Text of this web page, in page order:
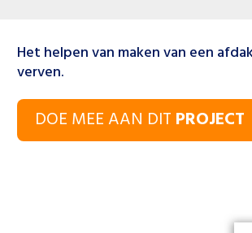
Het helpen van maken van een
verven.
DOE MEE AAN DIT PROJECT